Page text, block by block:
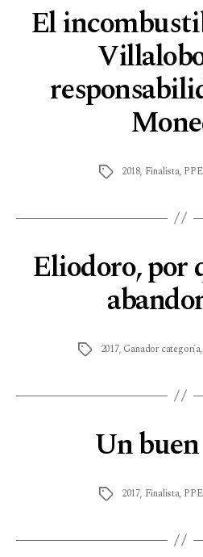
El
2018, Finalista,
Eliodoro, por
2017, Ganador categoría,
Un
2017, Finalista,